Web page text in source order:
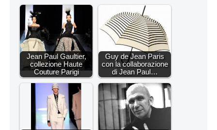
Jean Paul Gaultier,
collezione Haute
Couture Parigi
Guy de Jean Paris
con la collaborazione
di Jean Paul…